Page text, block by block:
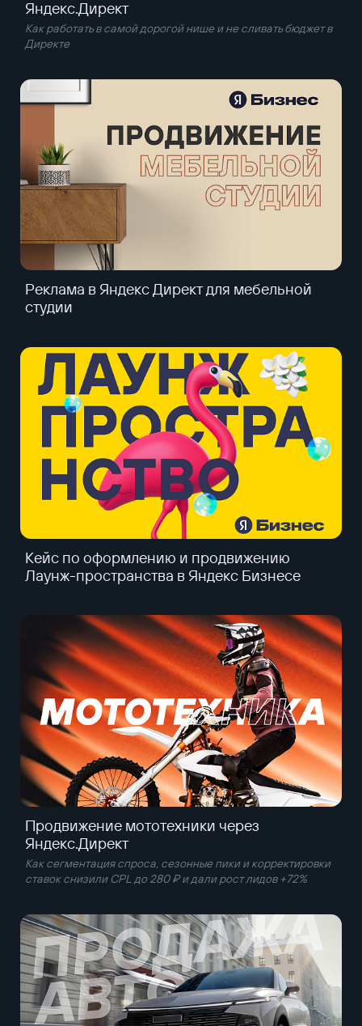
Яндекс.Директ
Как работать в самой дорогой нише и не сливать бюджет в
Директе
Реклама в Яндекс Директ для мебельной
студии
Кейс по оформлению и продвижению
Лаунж-пространства в Яндекс Бизнесе
Продвижение мототехники через
Яндекс.Директ
Как сегментация спроса, сезонные пики и корректировки
ставок снизили CPL до 280 ₽ и дали рост лидов +72%